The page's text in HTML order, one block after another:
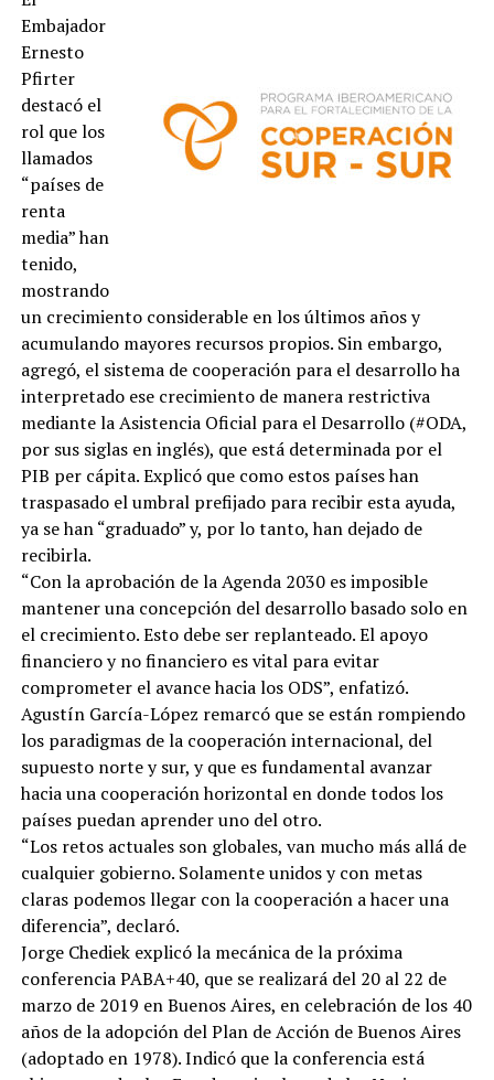
Embajador
Ernesto
Pfirter
destacó el
rol que los
llamados
“países de
renta
media” han
tenido,
mostrando
un crecimiento considerable en los últimos años y
acumulando mayores recursos propios. Sin embargo,
agregó, el sistema de cooperación para el desarrollo ha
interpretado ese crecimiento de manera restrictiva
mediante la Asistencia Oficial para el Desarrollo (#ODA,
por sus siglas en inglés), que está determinada por el
PIB per cápita. Explicó que como estos países han
traspasado el umbral prefijado para recibir esta ayuda,
ya se han “graduado” y, por lo tanto, han dejado de
recibirla.
“Con la aprobación de la Agenda 2030 es imposible
mantener una concepción del desarrollo basado solo en
el crecimiento. Esto debe ser replanteado. El apoyo
financiero y no financiero es vital para evitar
comprometer el avance hacia los ODS”, enfatizó.
Agustín García-López remarcó que se están rompiendo
los paradigmas de la cooperación internacional, del
supuesto norte y sur, y que es fundamental avanzar
hacia una cooperación horizontal en donde todos los
países puedan aprender uno del otro.
“Los retos actuales son globales, van mucho más allá de
cualquier gobierno. Solamente unidos y con metas
claras podemos llegar con la cooperación a hacer una
diferencia”, declaró.
Jorge Chediek explicó la mecánica de la próxima
conferencia PABA+40, que se realizará del 20 al 22 de
marzo de 2019 en Buenos Aires, en celebración de los 40
años de la adopción del Plan de Acción de Buenos Aires
(adoptado en 1978). Indicó que la conferencia está